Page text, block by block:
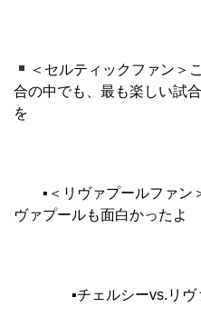
＜セルティックファン＞
合の中でも、最も楽しい試
を
▪︎ ＜リヴァプールファン
ヴァプールも面白かったよ
▪︎チェルシーvs.リ